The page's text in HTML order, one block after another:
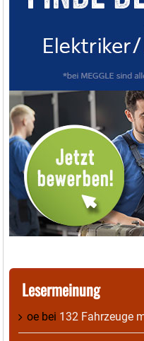
Lesermeinung
oe bei 132 Fahrzeuge